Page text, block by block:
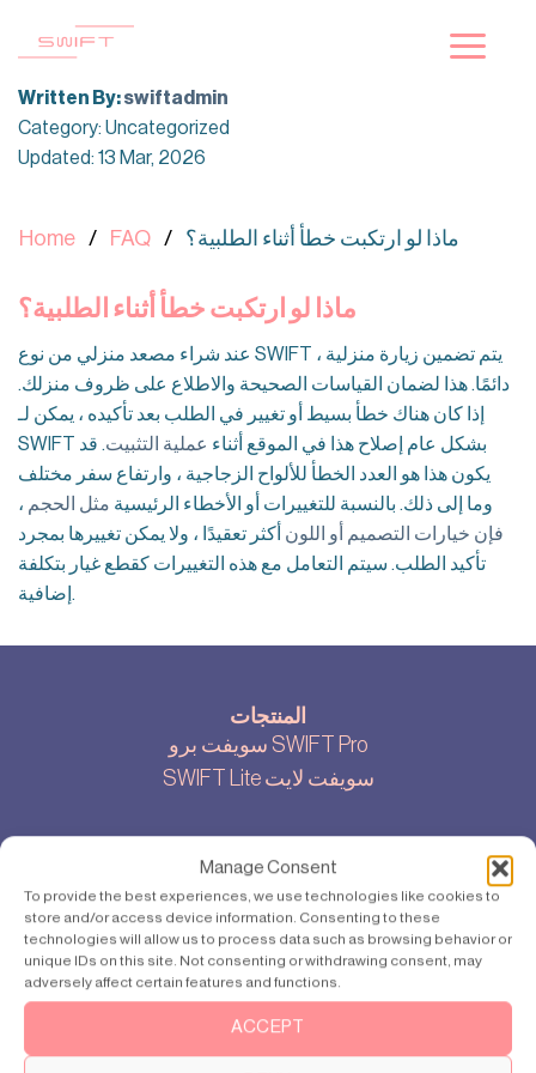
Manage Consent
To provide the best experiences, we use technologies like cookies to
store and/or access device information. Consenting to these
technologies will allow us to process data such as browsing behavior or
unique IDs on this site. Not consenting or withdrawing consent, may
adversely affect certain features and functions.
ACCEPT
Written By:swiftadmin
Category: Uncategorized
Updated: 13 Mar, 2026
Home FAQ ماذا لو ارتكبت خطأ أثناء الطلبية؟
ماذا لو ارتكبت خطأ أثناء الطلبية؟
عند شراء مصعد منزلي من نوع SWIFT ، يتم تضمين زيارة منزلية
دائمًا. هذا لضمان القياسات الصحيحة والاطلاع على ظروف منزلك.
إذا كان هناك خطأ بسيط أو تغيير في الطلب بعد تأكيده ، يمكن لـ
SWIFT بشكل عام إصلاح هذا في الموقع أثناء عملية التثبيت. قد
يكون هذا هو العدد الخطأ للألواح الزجاجية ، وارتفاع سفر مختلف
وما إلى ذلك. بالنسبة للتغييرات أو الأخطاء الرئيسية مثل الحجم ،
فإن خيارات التصميم أو اللون أكثر تعقيدًا ، ولا يمكن تغييرها بمجرد
تأكيد الطلب. سيتم التعامل مع هذه التغييرات كقطع غيار بتكلفة
إضافية.
المنتجات
سويفت برو SWIFT Pro
SWIFT Lite سويفت لايت
نبذة تاريخية
قصتنا
إعدادات ملفات تعريف الارتباط
سياسة الخصوصية